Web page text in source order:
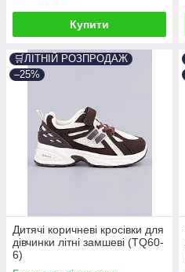
Купити
🛒ЛІТНІЙ РОЗПРОДАЖ
–25%
Дитячі коричневі кросівки для
дівчинки літні замшеві (TQ60-
6)